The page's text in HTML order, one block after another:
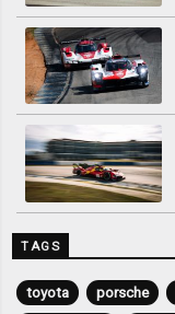
TAGS
toyota porsche